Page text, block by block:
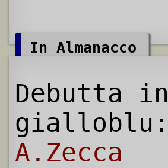
In Almanacco
Debutta in
gialloblu:
A.Zecca